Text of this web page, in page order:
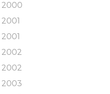
2000
2001
2001
2002
2002
2003